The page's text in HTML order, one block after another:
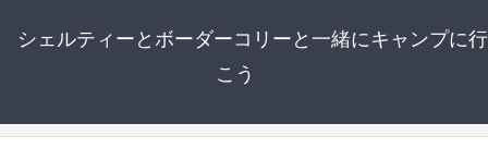
シェルティーとボーダーコリーと一緒にキャンプに行
こう